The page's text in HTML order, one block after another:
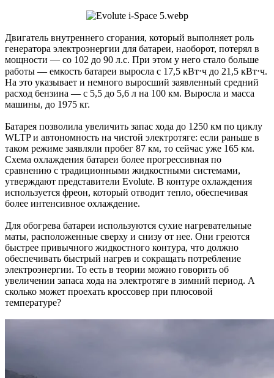
Двигатель внутреннего сгорания, который выполняет роль
генератора электроэнергии для батареи, наоборот, потерял в
мощности — со 102 до 90 л.с. При этом у него стало больше
работы — емкость батареи выросла с 17,5 кВт⋅ч до 21,5 кВт⋅ч.
На это указывает и немного выросший заявленный средний
расход бензина — c 5,5 до 5,6 л на 100 км. Выросла и масса
машины, до 1975 кг.
Батарея позволила увеличить запас хода до 1250 км по циклу
WLTP и автономность на чистой электротяге: если раньше в
таком режиме заявляли пробег 87 км, то сейчас уже 165 км.
Схема охлаждения батареи более прогрессивная по
сравнению с традиционными жидкостными системами,
утверждают представители Evolute. В контуре охлаждения
используется фреон, который отводит тепло, обеспечивая
более интенсивное охлаждение.
Для обогрева батареи используются сухие нагревательные
маты, расположенные сверху и снизу от нее. Они греются
быстрее привычного жидкостного контура, что должно
обеспечивать быстрый нагрев и сокращать потребление
электроэнергии. То есть в теории можно говорить об
увеличении запаса хода на электротяге в зимний период. А
сколько может проехать кроссовер при плюсовой
температуре?